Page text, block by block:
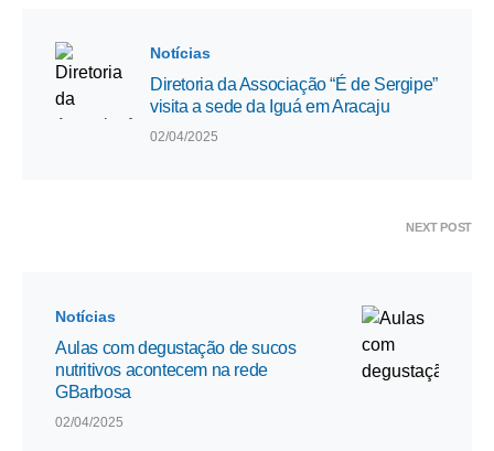
Notícias
Diretoria da Associação “É de Sergipe”
visita a sede da Iguá em Aracaju
02/04/2025
NEXT POST
Notícias
Aulas com degustação de sucos
nutritivos acontecem na rede
GBarbosa
02/04/2025